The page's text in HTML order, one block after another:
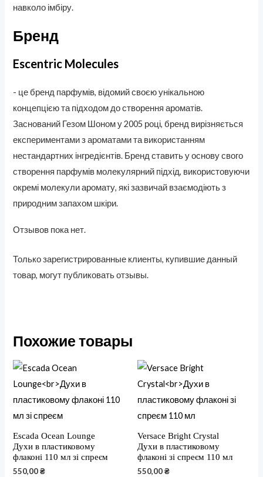
навколо імбіру.
Бренд
Escentric Molecules
- це бренд парфумів, відомий своєю унікальною
концепцією та підходом до створення ароматів.
Заснований Гезом Шоном у 2005 році, бренд вирізняється
експериментами з ароматами та використанням
нестандартних інгредієнтів. Бренд ставить у основу свого
створення парфумів молекулярний підхід, використовуючи
окремі молекули аромату, які зазвичай взаємодіють з
природним запахом шкіри.
Отзывов пока нет.
Только зарегистрированные клиенты, купившие данный
товар, могут публиковать отзывы.
Похожие товары
Escada Ocean Lounge
Духи в пластиковому
флаконі 110 мл зі спреєм
550,00₴
Versace Bright Crystal
Духи в пластиковому
флаконі зі спреєм 110 мл
550,00₴